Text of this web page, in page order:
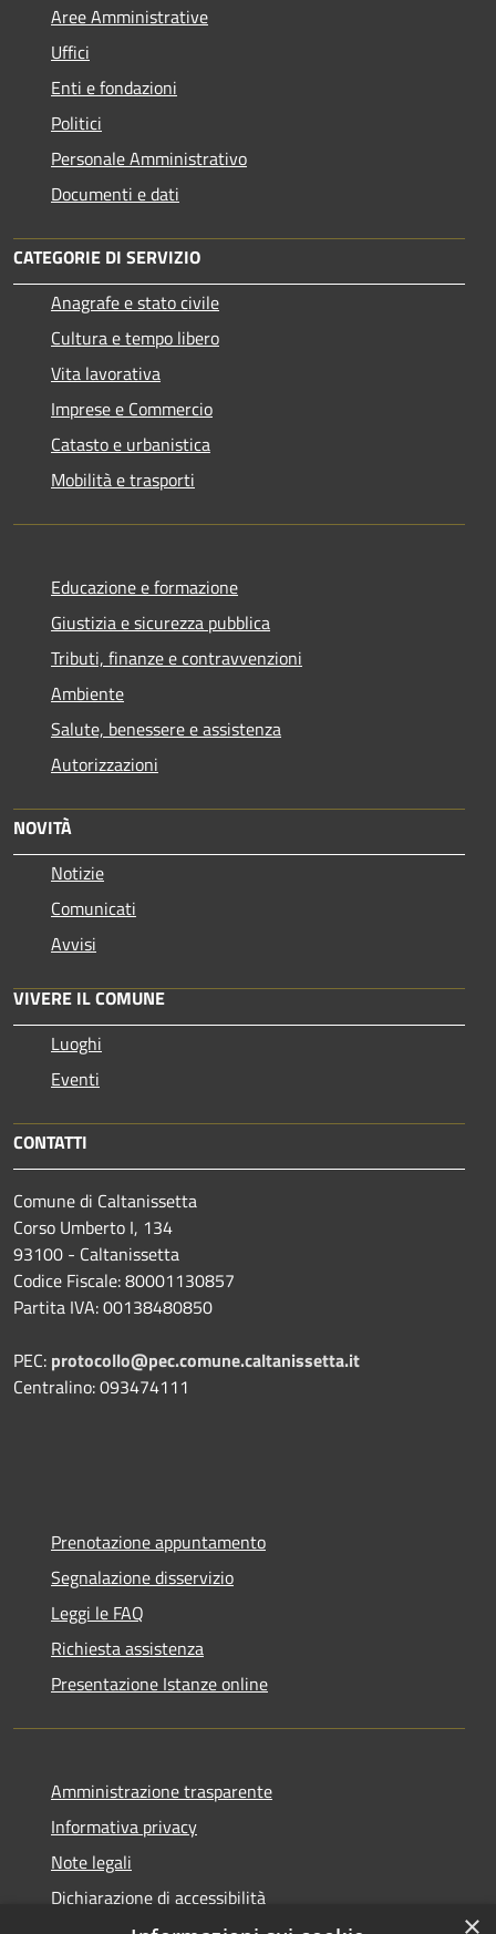
Aree Amministrative
Uffici
Enti e fondazioni
Politici
Personale Amministrativo
Documenti e dati
CATEGORIE DI SERVIZIO
Anagrafe e stato civile
Cultura e tempo libero
Vita lavorativa
Imprese e Commercio
Catasto e urbanistica
Mobilità e trasporti
Educazione e formazione
Giustizia e sicurezza pubblica
Tributi, finanze e contravvenzioni
Ambiente
Salute, benessere e assistenza
Autorizzazioni
NOVITÀ
Notizie
Comunicati
Avvisi
VIVERE IL COMUNE
Luoghi
Eventi
CONTATTI
Comune di Caltanissetta
Corso Umberto I, 134
93100 - Caltanissetta
Codice Fiscale: 80001130857
Partita IVA: 00138480850
PEC: protocollo@pec.comune.caltanissetta.it
Centralino: 093474111
Prenotazione appuntamento
Segnalazione disservizio
Leggi le FAQ
Richiesta assistenza
Presentazione Istanze online
Amministrazione trasparente
Informativa privacy
Note legali
Dichiarazione di accessibilità
×